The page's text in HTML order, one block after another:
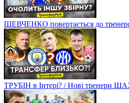
ШЕВЧЕНКО повертається до
ТРУБІН в Інтері? / Нові